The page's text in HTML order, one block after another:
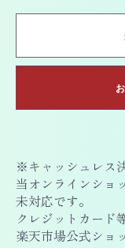
※キャッシュレス
当オンラインショ
未対応です。
クレジットカード
楽天市場公式ショ